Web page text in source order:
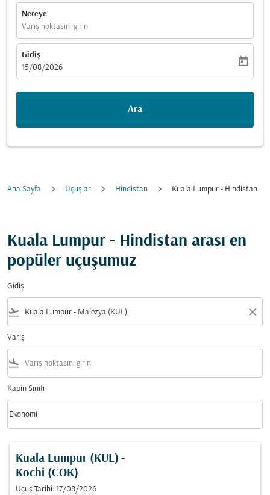
Nereye
Varış noktasını girin
Gidiş
fc-booking-departure-date-aria-label
15/08/2026
today
Ara
Ana Sayfa Uçuşlar Hindistan Kuala Lumpur - Hindistan
Kuala Lumpur - Hindistan arası en
popüler uçuşumuz
Gidiş
flight_takeoff close
Varış
flight_land
Kabin Sınıfı
Kabin Sınıfı option Ekonomi Selected
Ekonomi
keyboard_arrow_down
Kuala Lumpur (KUL) -
Kochi (COK)
Uçuş Tarihi: 17/08/2026